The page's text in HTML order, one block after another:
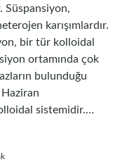
Süspansiyon,
karışımlardır.
bir tür kolloidal
ortamında çok
bulunduğu
Haziran
sistemidir.…